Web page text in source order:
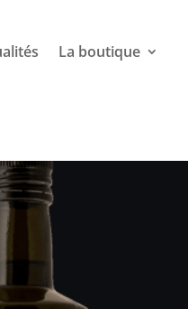
La boutique